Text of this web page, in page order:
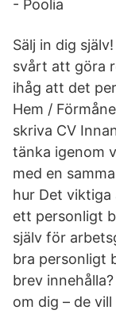
- Poolia
Sälj in dig
svårt att göra
ihåg att det
Hem /
skriva CV
tänka igenom
med en
hur Det viktiga
ett personligt
själv för
bra personligt
brev
om dig – de